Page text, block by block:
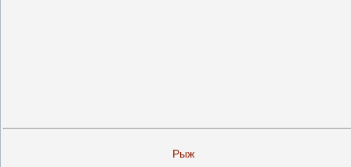
Рыж